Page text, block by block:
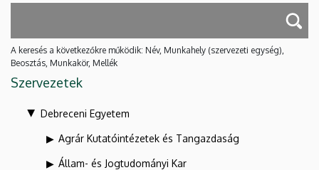
A keresés a következőkre működik: Név, Munkahely (szervezeti egység),
Beosztás, Munkakör, Mellék
Szervezetek
Debreceni Egyetem
Agrár Kutatóintézetek és Tangazdaság
Állam- és Jogtudományi Kar